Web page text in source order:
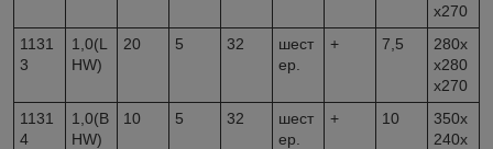
х270
1131
3
1,0(L
HW)
20 5 32
шест
ер.
+ 7,5
280х
х280
х270
1131
4
1,0(B
HW)
10 5 32
шест
ер.
+ 10
350х
240х